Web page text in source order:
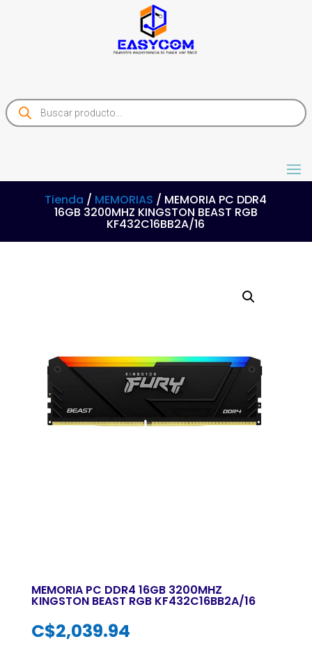
Products
search
Tienda / MEMORIAS / MEMORIA PC DDR4
16GB 3200MHZ KINGSTON BEAST RGB
KF432C16BB2A/16
MEMORIA PC DDR4 16GB 3200MHZ
KINGSTON BEAST RGB KF432C16BB2A/16
C$2,039.94